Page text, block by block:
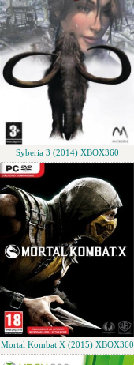
Syberia 3 (2014) XBOX360
Mortal Kombat X (2015) XBOX360